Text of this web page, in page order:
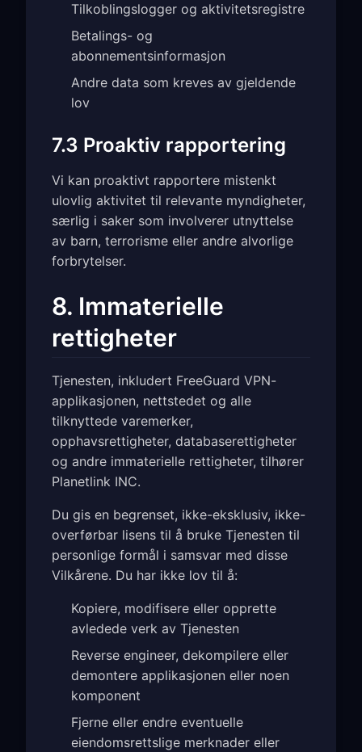
Tilkoblingslogger og aktivitetsregistre
Betalings- og
abonnementsinformasjon
Andre data som kreves av gjeldende
lov
7.3 Proaktiv rapportering
Vi kan proaktivt rapportere mistenkt
ulovlig aktivitet til relevante myndigheter,
særlig i saker som involverer utnyttelse
av barn, terrorisme eller andre alvorlige
forbrytelser.
8. Immaterielle
rettigheter
Tjenesten, inkludert FreeGuard VPN-
applikasjonen, nettstedet og alle
tilknyttede varemerker,
opphavsrettigheter, databaserettigheter
og andre immaterielle rettigheter, tilhører
Planetlink INC.
Du gis en begrenset, ikke-eksklusiv, ikke-
overførbar lisens til å bruke Tjenesten til
personlige formål i samsvar med disse
Vilkårene. Du har ikke lov til å:
Kopiere, modifisere eller opprette
avledede verk av Tjenesten
Reverse engineer, dekompilere eller
demontere applikasjonen eller noen
komponent
Fjerne eller endre eventuelle
eiendomsrettslige merknader eller